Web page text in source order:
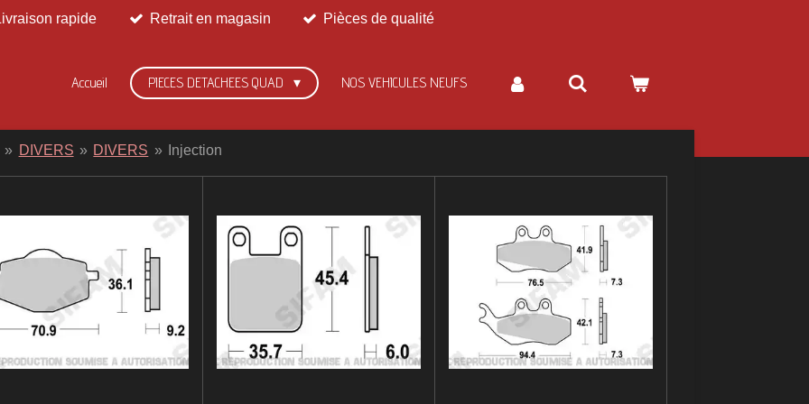
rapide Retrait en magasin Pièces de qualité
Accueil PIECES DETACHEES QUAD NOS VEHICULES NEUFS
» DIVERS » DIVERS » Injection